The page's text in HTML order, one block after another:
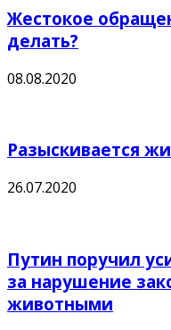
Жестокое
делать?
08.08.2020
Разыскивается
26.07.2020
Путин поручил
за нарушение
животными